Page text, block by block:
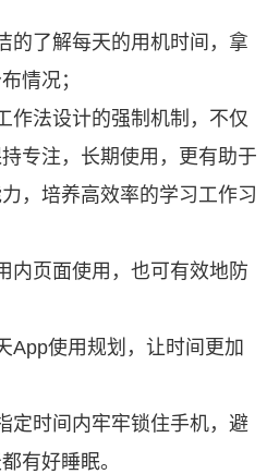
的了解每天的用机时间，拿
情况；
作法设计的强制机制，不仅
专注，长期使用，更有助于
，培养高效率的学习工作习
内页面使用，也可有效地防
App使用规划，让时间更加
定时间内牢牢锁住手机，避
有好睡眠。